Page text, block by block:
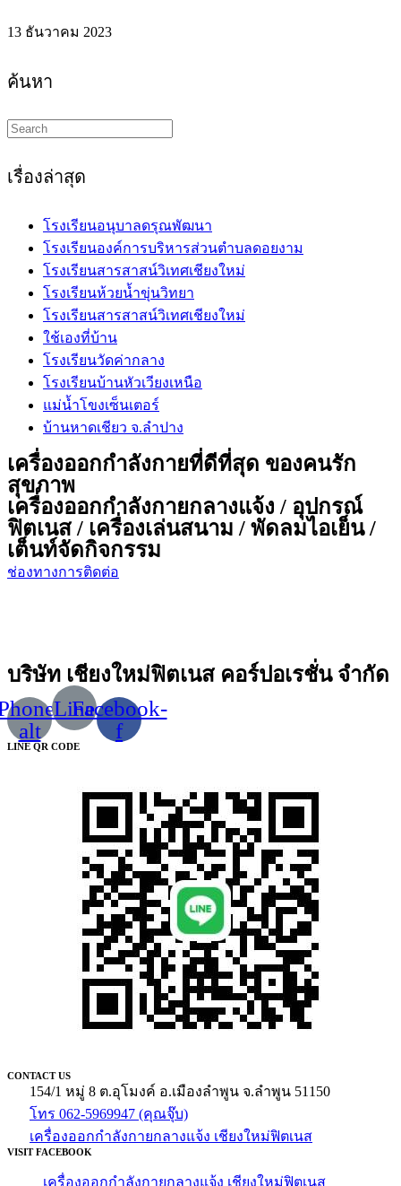
13 ธันวาคม 2023
ค้นหา
Search
this
เรื่องล่าสุด
โรงเรียนอนุบาลดรุณพัฒนา
โรงเรียนองค์การบริหารส่วนตำบลดอยงาม
โรงเรียนสารสาสน์วิเทศเชียงใหม่
โรงเรียนห้วยน้ำขุ่นวิทยา
โรงเรียนสารสาสน์วิเทศเชียงใหม่
ใช้เองที่บ้าน
โรงเรียนวัดค่ากลาง
โรงเรียนบ้านหัวเวียงเหนือ
แม่น้ำโขงเซ็นเตอร์
บ้านหาดเชียว จ.ลำปาง
เครื่องออกกำลังกายที่ดีที่สุด ของคนรัก
สุขภาพ
เครื่องออกกำลังกายกลางแจ้ง / อุปกรณ์
ฟิตเนส / เครื่องเล่นสนาม / พัดลมไอเย็น /
เต็นท์จัดกิจกรรม
ช่องทางการติดต่อ
บริษัท เชียงใหม่ฟิตเนส คอร์ปอเรชั่น จำกัด
alt
Line
Facebook-
f
LINE QR CODE
CONTACT US
154/1 หมู่ 8 ต.อุโมงค์ อ.เมืองลำพูน จ.ลำพูน 51150
โทร 062-5969947 (คุณจุ๊บ)
เครื่องออกกำลังกายกลางแจ้ง เชียงใหม่ฟิตเนส
VISIT FACEBOOK
เครื่องออกกำลังกายกลางแจ้ง เชียงใหม่ฟิตเนส